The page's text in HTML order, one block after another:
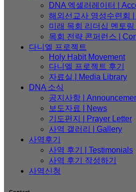
DNA 엑셀러레이터​ |
해외선교사 영성수련회
미래 목회 리더십 멘토
목회 전략 콘퍼런스 |
다니엘 프로젝트
Holy Habit Movement
다니엘 프로젝트 후기
자료실 | Media Library
DNA 소식
공지사항 |
보도자료 | News
기도편지 | Prayer Letter
사역 갤러리 | Gallery
사역후기
사역 후기 | Testimonials
사역 후기 작성하기
사역신청